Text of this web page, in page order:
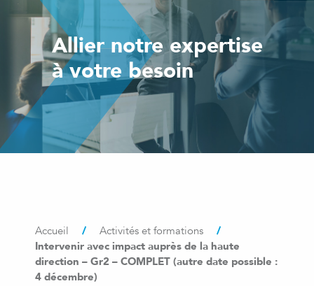
Allier notre expertise
à votre besoin
Accueil / Activités et formations
/
Intervenir avec impact auprès de la haute
direction – Gr2 – COMPLET (autre date possible :
4 décembre)